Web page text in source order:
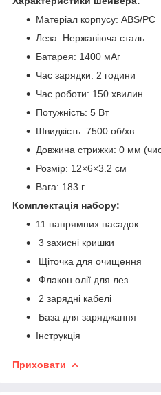
Матеріал корпусу: ABS/PC
Леза: Нержавіюча сталь
Батарея: 1400 мАг
Час зарядки: 2 години
Час роботи: 150 хвилин
Потужність: 5 Вт
Швидкість: 7500 об/хв
Довжина стрижки: 0 мм
Розмір: 12×6×3.2 см
Вага: 183 г
Комплектація набору:
11 напрямних насадок
3 захисні кришки
Щіточка для очищення
Флакон олії для лез
2 зарядні кабелі
База для заряджання
Інструкція
Приховати